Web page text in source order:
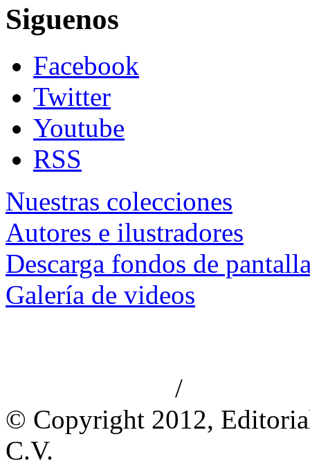
Siguenos
Facebook
Twitter
Youtube
RSS
Nuestras colecciones
Autores e ilustradores
Descarga fondos de
Galería de videos
/
© Copyright 2012,
C.V.